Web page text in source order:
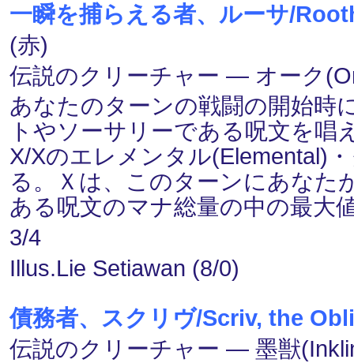
一瞬を捕らえる者、ルーサ/
(赤)
伝説のクリーチャー ― オーク
あなたのターンの戦闘の開始時
トやソーサリーである呪文を唱
X/Xのエレメンタル(Elemental)
る。Ｘは、このターンにあなた
ある呪文のマナ総量の中の最大
3/4
Illus.Lie Setiawan (8/0)
債務者、スクリヴ/Scriv, the
伝説のクリーチャー ― 墨獣